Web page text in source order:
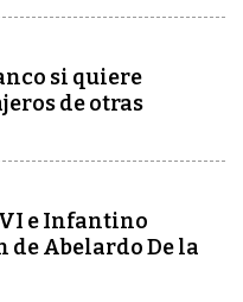
si quiere
de otras
e Infantino
de Abelardo De la